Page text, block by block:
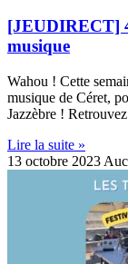
[JEUDIRECT]
musique
Wahou ! Cette
musique de Céret,
Jazzèbre !
Lire la suite »
13 octobre 2023